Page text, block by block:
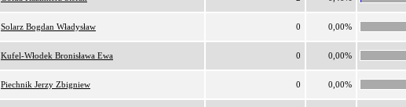
Solarz Bogdan Władysław 0 0,00%
Kufel-Włodek Bronisława Ewa 0 0,00%
Piechnik Jerzy Zbigniew 0 0,00%